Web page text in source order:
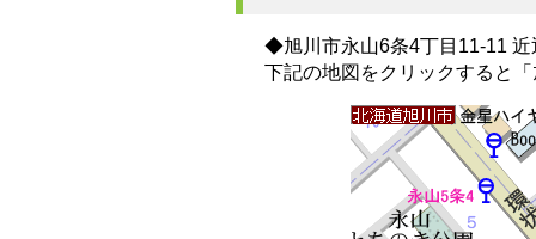
◆旭川市永山6条4丁目11-11
下記の地図をクリックすると